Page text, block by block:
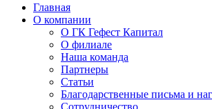
Главная
О компании
О ГК Гефест Капитал
О филиале
Наша команда
Партнеры
Статьи
Благодарственные письма и
Сотрудничество